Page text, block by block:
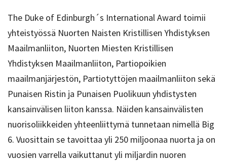
The Duke of Edinburgh´s International Award toimii
yhteistyössä Nuorten Naisten Kristillisen Yhdistyksen
Maailmanliiton, Nuorten Miesten Kristillisen
Yhdistyksen Maailmanliiton, Partiopoikien
maailmanjärjestön, Partiotyttöjen maailmanliiton sekä
Punaisen Ristin ja Punaisen Puolikuun yhdistysten
kansainvälisen liiton kanssa. Näiden kansainvälisten
nuorisoliikkeiden yhteenliittymä tunnetaan nimellä Big
6. Vuosittain se tavoittaa yli 250 miljoonaa nuorta ja on
vuosien varrella vaikuttanut yli miljardin nuoren